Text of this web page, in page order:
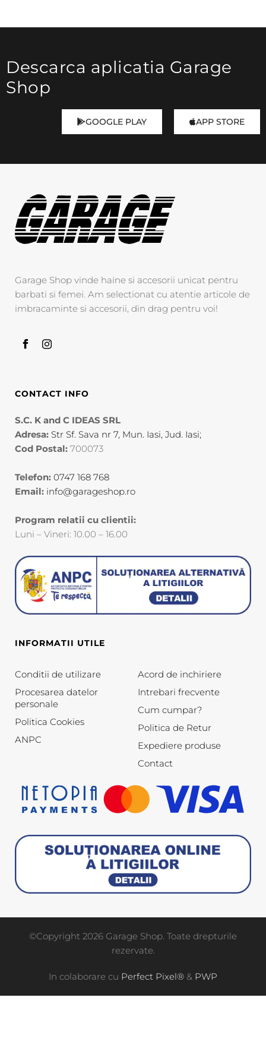
Negru
Descarca aplicatia Garage
Shop
GOOGLE PLAY APP STORE
Garage Shop vinde haine si accesorii unicat pentru
barbati si femei. Am selectionat cu atentie articole de
imbracaminte si accesorii, din drag pentru voi!
CONTACT INFO
S.C. K and C IDEAS SRL
Adresa: Str Sf. Sava nr 7, Mun. Iasi, Jud. Iasi;
Cod Postal: 700073
Telefon: 0747 168 768
Email: info@garageshop.ro
Program relatii cu clientii:
Luni – Vineri: 10.00 – 16.00
INFORMATII UTILE
Conditii de utilizare
Procesarea datelor
personale
Politica Cookies
ANPC
Acord de inchiriere
Intrebari frecvente
Cum cumpar?
Politica de Retur
Expediere produse
Contact
©Copyright 2026 Garage Shop. Toate drepturile
rezervate.
In colaborare cu Perfect Pixel® & PWP